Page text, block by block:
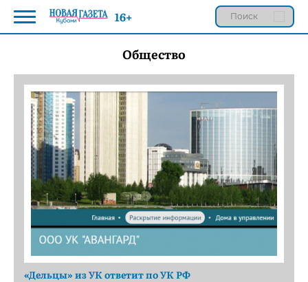
Общество
«Дельцы» из УК ответит по УК РФ
16+